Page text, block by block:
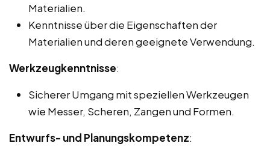
Materialien.
Kenntnisse über die Eigenschaften der
Materialien und deren geeignete Verwendung.
Werkzeugkenntnisse:
Sicherer Umgang mit speziellen Werkzeugen
wie Messer, Scheren, Zangen und Formen.
Entwurfs- und Planungskompetenz: